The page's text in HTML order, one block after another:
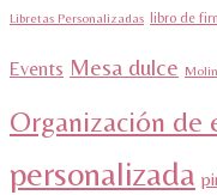
Libretas Personalizadas libro de
Events Mesa dulce
Organización de
personalizada